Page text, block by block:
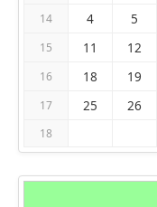
14 4 5
15 11 12
16 18 19
17 25 26
18